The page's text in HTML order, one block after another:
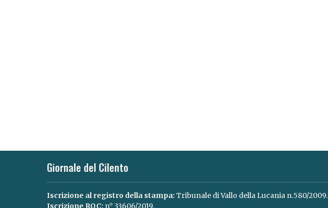
Giornale del Cilento
Iscrizione al registro della stampa: Tribunale di Vallo della Lucania n.580/2009.
Iscrizione ROC: n° 33606/2019.